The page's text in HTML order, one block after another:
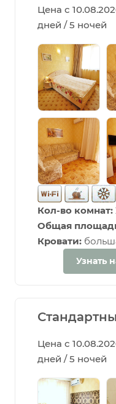
Цена с
дней / 5 ночей
Кол-во комнат:
Общая
Кровати:
Узнать
Цена с
дней / 5 ночей